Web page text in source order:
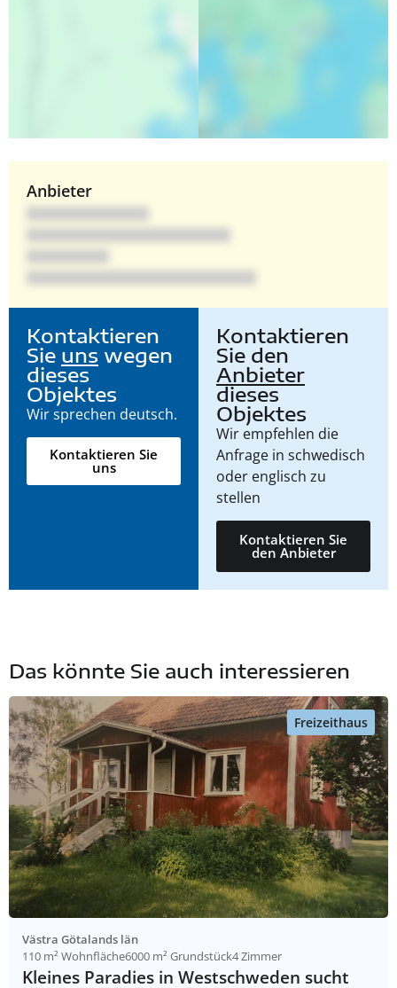
Anbieter
Kontaktieren
Sie uns wegen
dieses
Objektes
Wir sprechen deutsch.
Kontaktieren Sie
uns
Kontaktieren
Sie den
Anbieter
dieses
Objektes
Wir empfehlen die
Anfrage in schwedisch
oder englisch zu
stellen
Kontaktieren Sie
den Anbieter
Das könnte Sie auch interessieren
Freizeithaus
Västra Götalands län
110 m² Wohnfläche6000 m² Grundstück4 Zimmer
Kleines Paradies in Westschweden sucht